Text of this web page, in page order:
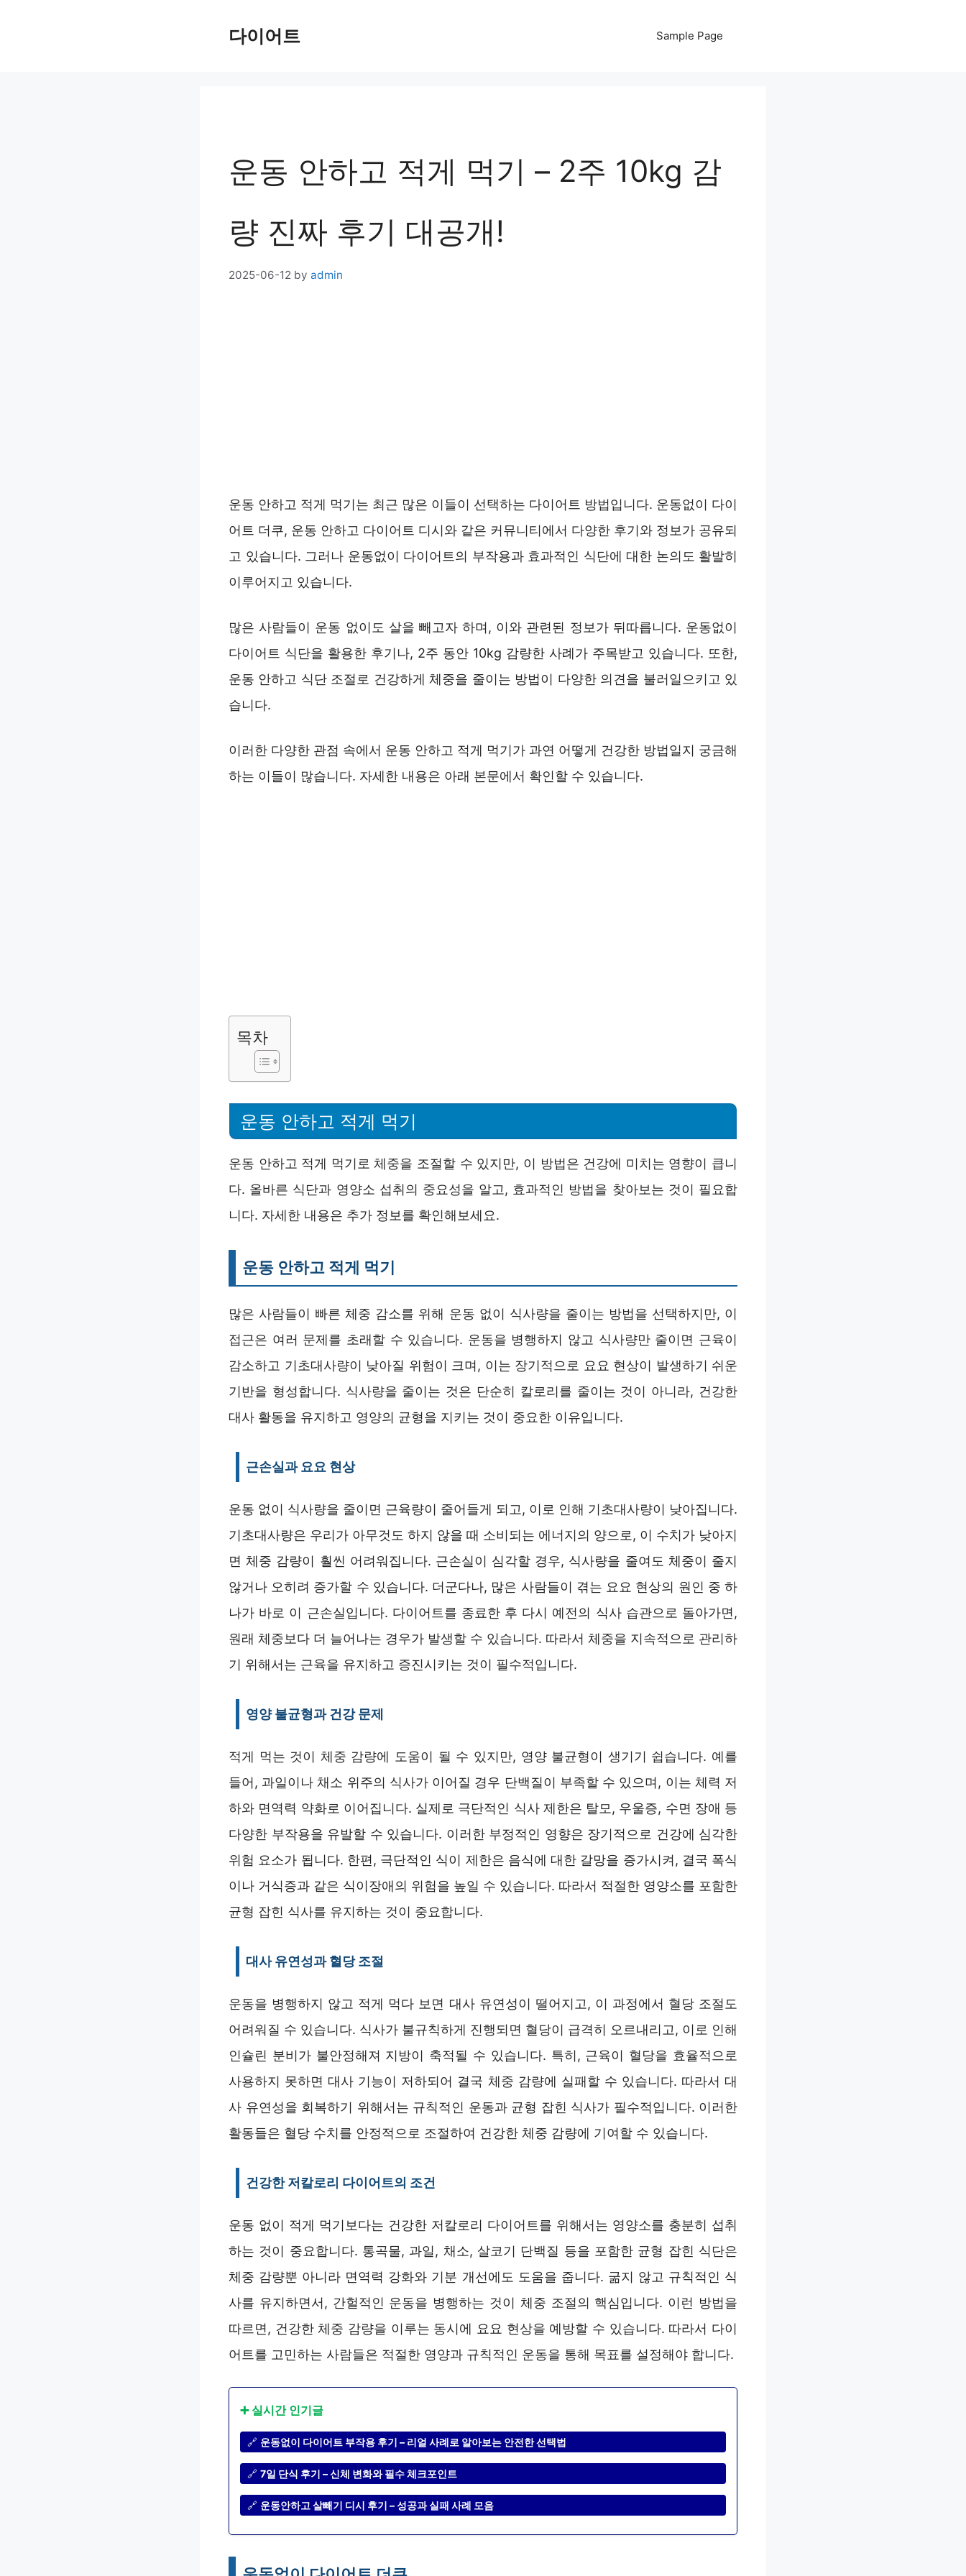
다이어트 Sample Page
운동 안하고 적게 먹기 – 2주 10kg 감
량 진짜 후기 대공개!
2025-06-12 by admin
운동 안하고 적게 먹기는 최근 많은 이들이 선택하는 다이어트 방법입니다. 운동없이 다이
어트 더쿠, 운동 안하고 다이어트 디시와 같은 커뮤니티에서 다양한 후기와 정보가 공유되
고 있습니다. 그러나 운동없이 다이어트의 부작용과 효과적인 식단에 대한 논의도 활발히
이루어지고 있습니다.
많은 사람들이 운동 없이도 살을 빼고자 하며, 이와 관련된 정보가 뒤따릅니다. 운동없이
다이어트 식단을 활용한 후기나, 2주 동안 10kg 감량한 사례가 주목받고 있습니다. 또한,
운동 안하고 식단 조절로 건강하게 체중을 줄이는 방법이 다양한 의견을 불러일으키고 있
습니다.
이러한 다양한 관점 속에서 운동 안하고 적게 먹기가 과연 어떻게 건강한 방법일지 궁금해
하는 이들이 많습니다. 자세한 내용은 아래 본문에서 확인할 수 있습니다.
목차
운동 안하고 적게 먹기
운동 안하고 적게 먹기로 체중을 조절할 수 있지만, 이 방법은 건강에 미치는 영향이 큽니
다. 올바른 식단과 영양소 섭취의 중요성을 알고, 효과적인 방법을 찾아보는 것이 필요합
니다. 자세한 내용은 추가 정보를 확인해보세요.
운동 안하고 적게 먹기
많은 사람들이 빠른 체중 감소를 위해 운동 없이 식사량을 줄이는 방법을 선택하지만, 이
접근은 여러 문제를 초래할 수 있습니다. 운동을 병행하지 않고 식사량만 줄이면 근육이
감소하고 기초대사량이 낮아질 위험이 크며, 이는 장기적으로 요요 현상이 발생하기 쉬운
기반을 형성합니다. 식사량을 줄이는 것은 단순히 칼로리를 줄이는 것이 아니라, 건강한
대사 활동을 유지하고 영양의 균형을 지키는 것이 중요한 이유입니다.
근손실과 요요 현상
운동 없이 식사량을 줄이면 근육량이 줄어들게 되고, 이로 인해 기초대사량이 낮아집니다.
기초대사량은 우리가 아무것도 하지 않을 때 소비되는 에너지의 양으로, 이 수치가 낮아지
면 체중 감량이 훨씬 어려워집니다. 근손실이 심각할 경우, 식사량을 줄여도 체중이 줄지
않거나 오히려 증가할 수 있습니다. 더군다나, 많은 사람들이 겪는 요요 현상의 원인 중 하
나가 바로 이 근손실입니다. 다이어트를 종료한 후 다시 예전의 식사 습관으로 돌아가면,
원래 체중보다 더 늘어나는 경우가 발생할 수 있습니다. 따라서 체중을 지속적으로 관리하
기 위해서는 근육을 유지하고 증진시키는 것이 필수적입니다.
영양 불균형과 건강 문제
적게 먹는 것이 체중 감량에 도움이 될 수 있지만, 영양 불균형이 생기기 쉽습니다. 예를
들어, 과일이나 채소 위주의 식사가 이어질 경우 단백질이 부족할 수 있으며, 이는 체력 저
하와 면역력 약화로 이어집니다. 실제로 극단적인 식사 제한은 탈모, 우울증, 수면 장애 등
다양한 부작용을 유발할 수 있습니다. 이러한 부정적인 영향은 장기적으로 건강에 심각한
위험 요소가 됩니다. 한편, 극단적인 식이 제한은 음식에 대한 갈망을 증가시켜, 결국 폭식
이나 거식증과 같은 식이장애의 위험을 높일 수 있습니다. 따라서 적절한 영양소를 포함한
균형 잡힌 식사를 유지하는 것이 중요합니다.
대사 유연성과 혈당 조절
운동을 병행하지 않고 적게 먹다 보면 대사 유연성이 떨어지고, 이 과정에서 혈당 조절도
어려워질 수 있습니다. 식사가 불규칙하게 진행되면 혈당이 급격히 오르내리고, 이로 인해
인슐린 분비가 불안정해져 지방이 축적될 수 있습니다. 특히, 근육이 혈당을 효율적으로
사용하지 못하면 대사 기능이 저하되어 결국 체중 감량에 실패할 수 있습니다. 따라서 대
사 유연성을 회복하기 위해서는 규칙적인 운동과 균형 잡힌 식사가 필수적입니다. 이러한
활동들은 혈당 수치를 안정적으로 조절하여 건강한 체중 감량에 기여할 수 있습니다.
건강한 저칼로리 다이어트의 조건
운동 없이 적게 먹기보다는 건강한 저칼로리 다이어트를 위해서는 영양소를 충분히 섭취
하는 것이 중요합니다. 통곡물, 과일, 채소, 살코기 단백질 등을 포함한 균형 잡힌 식단은
체중 감량뿐 아니라 면역력 강화와 기분 개선에도 도움을 줍니다. 굶지 않고 규칙적인 식
사를 유지하면서, 간헐적인 운동을 병행하는 것이 체중 조절의 핵심입니다. 이런 방법을
따르면, 건강한 체중 감량을 이루는 동시에 요요 현상을 예방할 수 있습니다. 따라서 다이
어트를 고민하는 사람들은 적절한 영양과 규칙적인 운동을 통해 목표를 설정해야 합니다.
➕ 실시간 인기글
🔗 운동없이 다이어트 부작용 후기 – 리얼 사례로 알아보는 안전한 선택법
🔗 7일 단식 후기 – 신체 변화와 필수 체크포인트
🔗 운동안하고 살빼기 디시 후기 – 성공과 실패 사례 모음